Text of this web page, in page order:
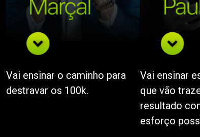
Vai ensinar o caminho para
destravar os 100k.
Vai ensinar
que vão
resultado
esforço